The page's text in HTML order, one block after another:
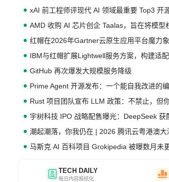
xAI 前工程师评现代 AI 领域最重要 Top3 开
AMD 收购 AI 芯片创企 Taalas，旨在将模
红帽在2026年Gartner云原生应用平台魔力
IBM与红帽扩展Lightwell服务方案，构建适
GitHub 再次爆发大规模服务降级
Prime Agent 开源发布：一个能自我改进的
Rust 项目团队宣布 LLM 政策：不禁止，但
宇树科技 IPO 战略配售曝光：DeepSeek 获
潮起潮落，你我仍在 | 2026 腾讯云粤港澳
马斯克 AI 百科项目 Grokipedia 被曝数月未
TECH DAILY
每日内容报纸化